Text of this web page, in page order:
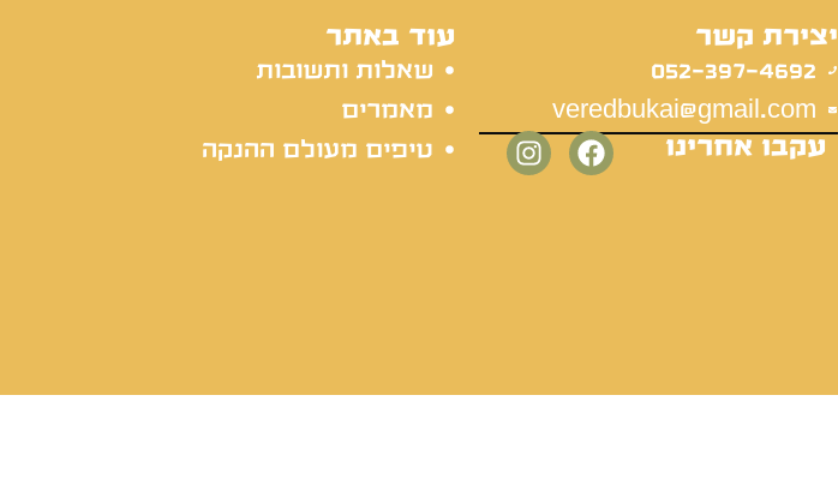
יצירת קשר
052-397-4692
veredbukai@gmail.com
עקבו אחרינו
עוד באתר
שאלות ותשובות
מאמרים
טיפים מעולם ההנקה